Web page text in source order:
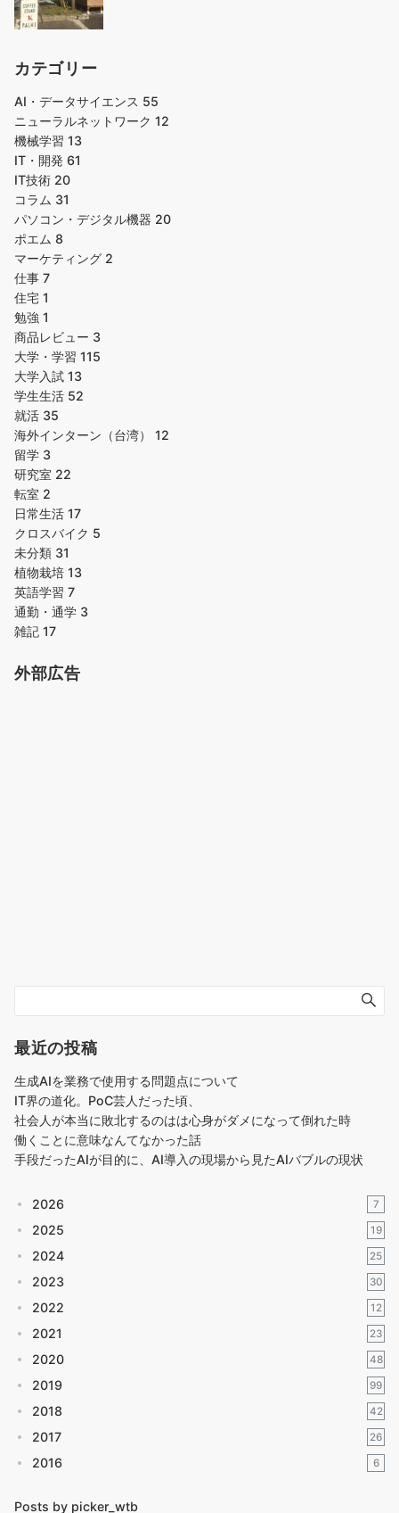
カテゴリー
AI・データサイエンス 55
ニューラルネットワーク 12
機械学習 13
IT・開発 61
IT技術 20
コラム 31
パソコン・デジタル機器 20
ポエム 8
マーケティング 2
仕事 7
住宅 1
勉強 1
商品レビュー 3
大学・学習 115
大学入試 13
学生生活 52
就活 35
海外インターン（台湾） 12
留学 3
研究室 22
転室 2
日常生活 17
クロスバイク 5
未分類 31
植物栽培 13
英語学習 7
通勤・通学 3
雑記 17
外部広告
最近の投稿
生成AIを業務で使用する問題点について
IT界の道化。PoC芸人だった頃、
社会人が本当に敗北するのはは心身がダメになって倒れた時
働くことに意味なんてなかった話
手段だったAIが目的に、AI導入の現場から見たAIバブルの現状
2026 7
2025 19
2024 25
2023 30
2022 12
2021 23
2020 48
2019 99
2018 42
2017 26
2016 6
Posts by picker_wtb